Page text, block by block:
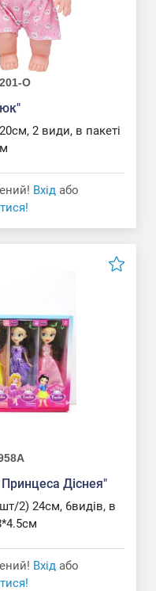
O
2 види, в пакеті
Вхід або
Діснея"
2) 24см, 6видів, в
Вхід або